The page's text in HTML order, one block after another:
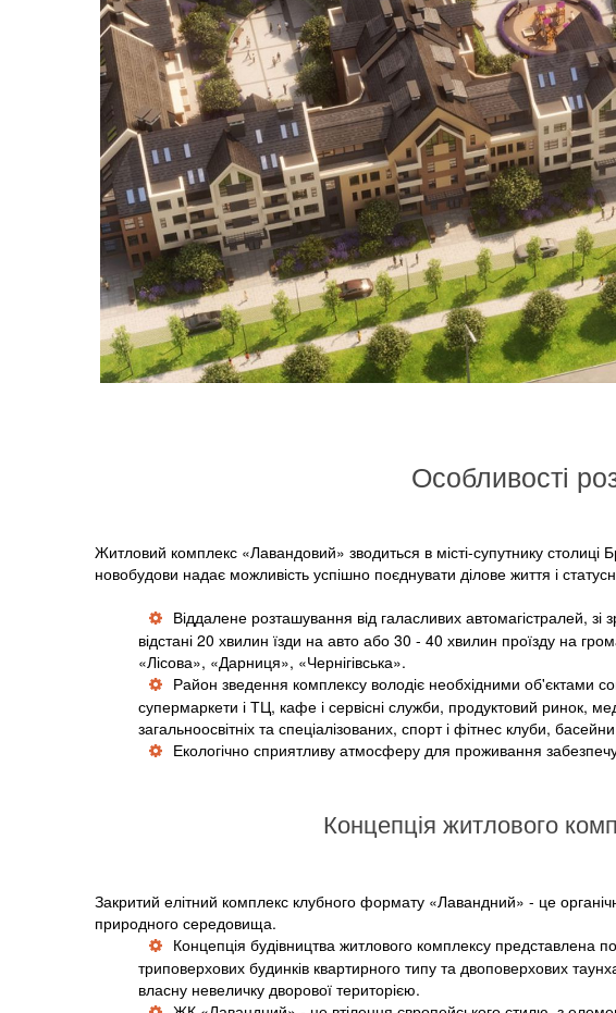
Особливості
Житловий комплекс «Лавандовий» зводиться в місті-супутнику
новобудови надає можливість успішно поєднувати ділове життя і
Віддалене розташування від галасливих автомагістралей,
відстані 20 хвилин їзди на авто або 30 - 40 хвилин проїзду на
«Лісова», «Дарниця», «Чернігівська».
Район зведення комплексу володіє необхідними об'єктами
супермаркети і ТЦ, кафе і сервісні служби, продуктовий ринок,
загальноосвітніх та спеціалізованих, спорт і фітнес клуби,
Екологічно сприятливу атмосферу для проживання
Концепція житлового
Закритий елітний комплекс клубного формату «Лавандний» - це
природного середовища.
Концепція будівництва житлового комплексу представлена
триповерхових будинків квартирного типу та двоповерхових
власну невеличку дворової територією.